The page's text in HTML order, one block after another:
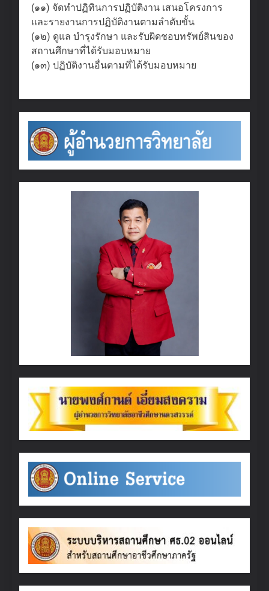
(๑๑) จัดทำปฏิทินการปฏิบัติงาน เสนอโครงการ
และรายงานการปฏิบัติงานตามลำดับขั้น
(๑๒) ดูแล บำรุงรักษา และรับผิดชอบทรัพย์สินของ
สถานศึกษาที่ได้รับมอบหมาย
(๑๓) ปฏิบัติงานอื่นตามที่ได้รับมอบหมาย